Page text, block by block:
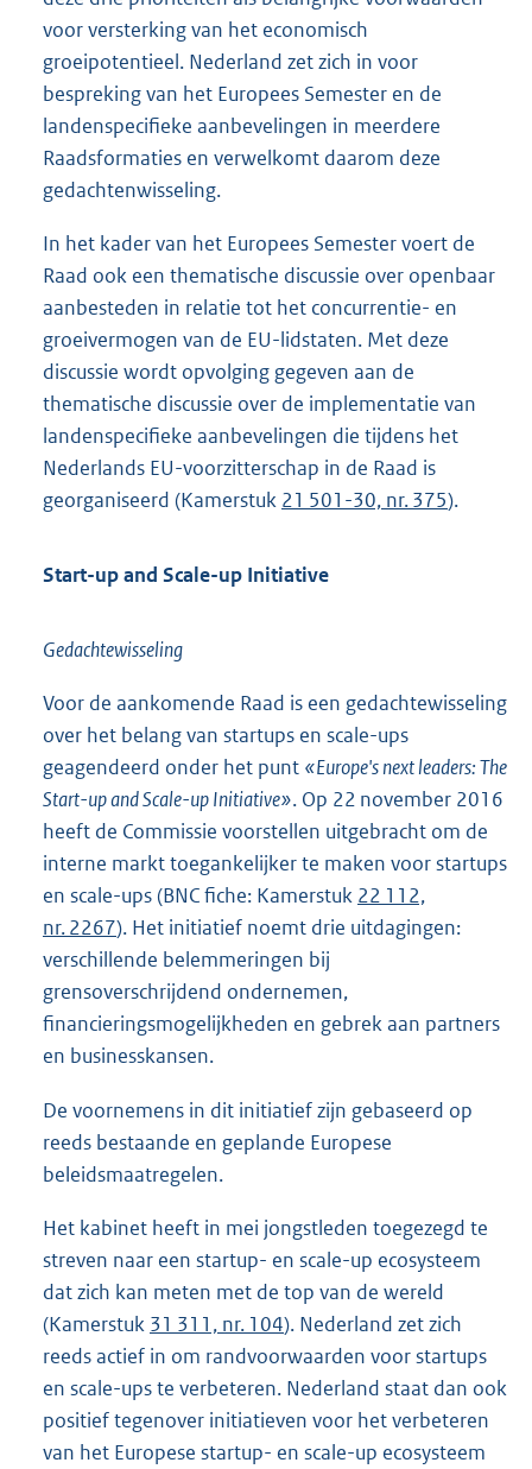
voor versterking van het economisch
groeipotentieel. Nederland zet zich in voor
bespreking van het Europees Semester en de
landenspecifieke aanbevelingen in meerdere
Raadsformaties en verwelkomt daarom deze
gedachtenwisseling.
In het kader van het Europees Semester voert de
Raad ook een thematische discussie over openbaar
aanbesteden in relatie tot het concurrentie- en
groeivermogen van de EU-lidstaten. Met deze
discussie wordt opvolging gegeven aan de
thematische discussie over de implementatie van
landenspecifieke aanbevelingen die tijdens het
Nederlands EU-voorzitterschap in de Raad is
georganiseerd (Kamerstuk 21 501-30, nr. 375).
Start-up and Scale-up Initiative
Gedachtewisseling
Voor de aankomende Raad is een gedachtewisseling
over het belang van startups en scale-ups
geagendeerd onder het punt «Europe's next leaders: The
Start-up and Scale-up Initiative». Op 22 november 2016
heeft de Commissie voorstellen uitgebracht om de
interne markt toegankelijker te maken voor startups
en scale-ups (BNC fiche: Kamerstuk 22 112,
nr. 2267). Het initiatief noemt drie uitdagingen:
verschillende belemmeringen bij
grensoverschrijdend ondernemen,
financieringsmogelijkheden en gebrek aan partners
en businesskansen.
De voornemens in dit initiatief zijn gebaseerd op
reeds bestaande en geplande Europese
beleidsmaatregelen.
Het kabinet heeft in mei jongstleden toegezegd te
streven naar een startup- en scale-up ecosysteem
dat zich kan meten met de top van de wereld
(Kamerstuk 31 311, nr. 104). Nederland zet zich
reeds actief in om randvoorwaarden voor startups
en scale-ups te verbeteren. Nederland staat dan ook
positief tegenover initiatieven voor het verbeteren
van het Europese startup- en scale-up ecosysteem